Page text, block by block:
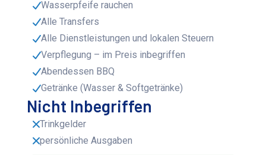
Wasserpfeife rauchen
Alle Transfers
Alle Dienstleistungen und lokalen Steuern
Verpflegung – im Preis inbegriffen
Abendessen BBQ
Getränke (Wasser & Softgetränke)
Nicht Inbegriffen
Trinkgelder
persönliche Ausgaben